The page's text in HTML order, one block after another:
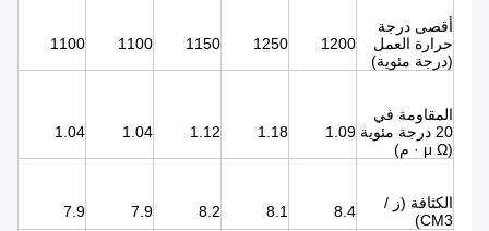
أقصى درجة
حرارة العمل
(درجة مئوية)
1200
1250
1150
1100
1100
المقاومة في
20 درجة مئوية
(μ Ω · م)
1.09
1.18
1.12
1.04
1.04
الكثافة (ز /
CM3)
8.4
8.1
8.2
7.9
7.9